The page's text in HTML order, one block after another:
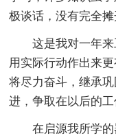
极谈话，没有完全摊
这是我对一年来
用实际行动作出来
将尽力奋斗，继承
进，争取在以后的工
在启源我所学的